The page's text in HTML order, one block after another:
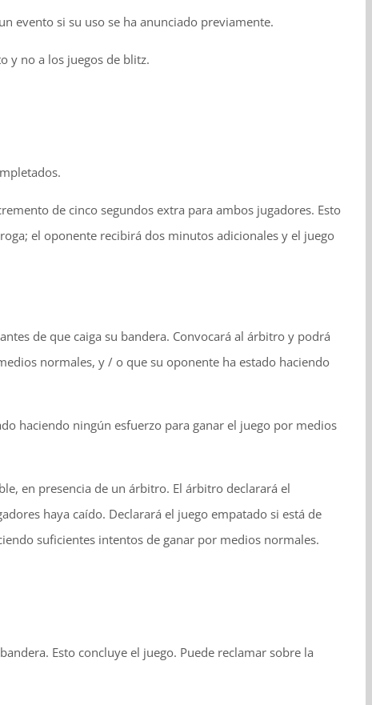
evento si su uso se ha anunciado previamente.
y no a los juegos de blitz.
de cinco segundos extra para ambos jugadores. Esto
el oponente recibirá dos minutos adicionales y el juego
de que caiga su bandera. Convocará al árbitro y podrá
normales, y / o que su oponente ha estado haciendo
haciendo ningún esfuerzo para ganar el juego por medios
en presencia de un árbitro. El árbitro declarará el
haya caído. Declarará el juego empatado si está de
suficientes intentos de ganar por medios normales.
Esto concluye el juego. Puede reclamar sobre la